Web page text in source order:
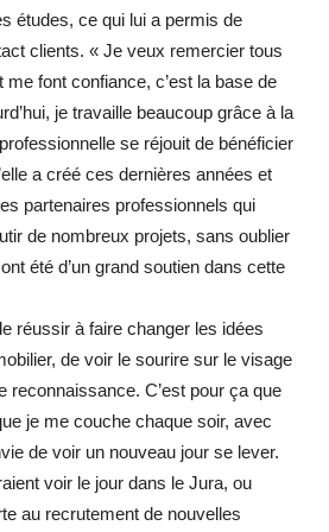
études, ce qui lui a permis de
clients. « Je veux remercier tous
me font confiance, c’est la base de
je travaille beaucoup grâce à la
se réjouit de bénéficier
a créé ces dernières années et
partenaires professionnels qui
de nombreux projets, sans oublier
été d’un grand soutien dans cette
réussir à faire changer les idées
de voir le sourire sur le visage
reconnaissance. C’est pour ça que
je me couche chaque soir, avec
de voir un nouveau jour se lever.
voir le jour dans le Jura, ou
au recrutement de nouvelles